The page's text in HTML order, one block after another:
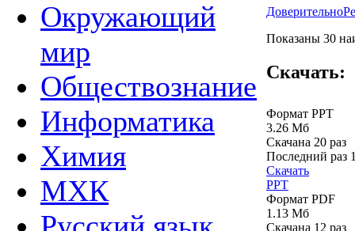
Окружающий
мир
Обществознание
Информатика
Химия
МХК
Доверительно
Показаны 30
Скачать:
Формат PPT
3.26 Мб
Скачана 20 раз
Последний раз
Скачать
PPT
Формат PDF
1.13 Мб
Скачана 12 раз